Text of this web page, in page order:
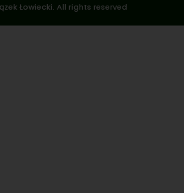
Łowiecki. All rights reserved